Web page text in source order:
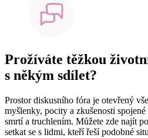
Prožíváte těžkou
s někým sdílet?
Prostor diskusního fóra je otevřený
myšlenky, pocity a zkušenosti
smrtí a truchlením. Můžete zde najít
setkat se s lidmi, kteří řeší podobné